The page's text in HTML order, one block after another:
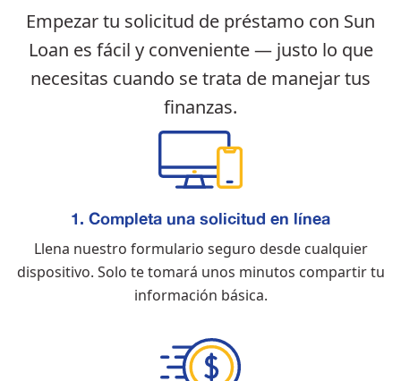
Empezar tu solicitud de préstamo con Sun
Loan es fácil y conveniente — justo lo que
necesitas cuando se trata de manejar tus
finanzas.
1. Completa una solicitud en línea
Llena nuestro formulario seguro desde cualquier
dispositivo. Solo te tomará unos minutos compartir tu
información básica.